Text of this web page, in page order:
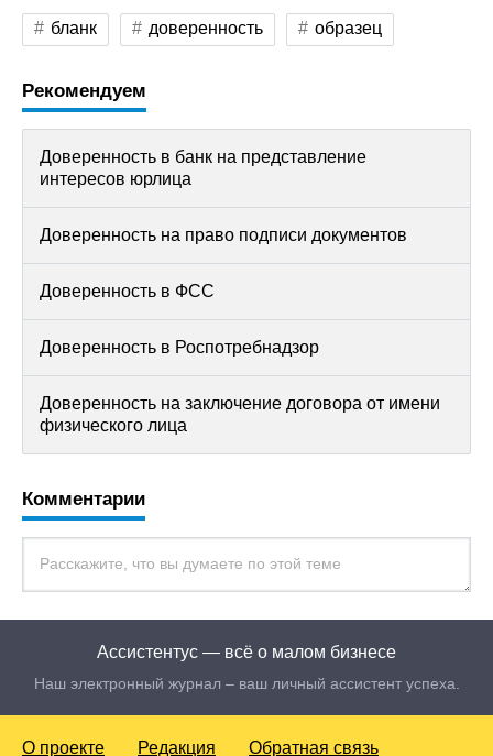
бланк доверенность образец
Рекомендуем
Доверенность в банк на представление
интересов юрлица
Доверенность на право подписи документов
Доверенность в ФСС
Доверенность в Роспотребнадзор
Доверенность на заключение договора от имени
физического лица
Комментарии
Ассистентус — всё о малом бизнесе
Наш электронный журнал – ваш личный ассистент успеха.
О проекте Редакция Обратная связь